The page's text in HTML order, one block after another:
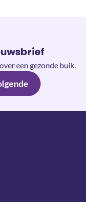
een gezonde buik.